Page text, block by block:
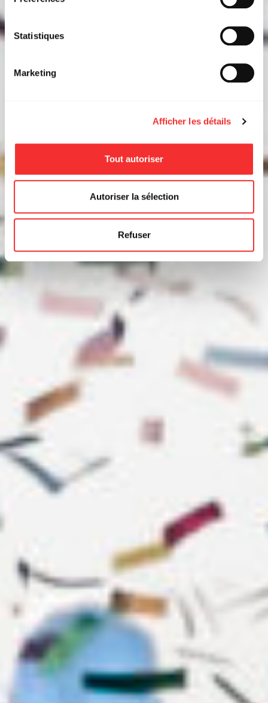
Statistiques
Marketing
Afficher les détails
Tout autoriser
Autoriser la sélection
Refuser